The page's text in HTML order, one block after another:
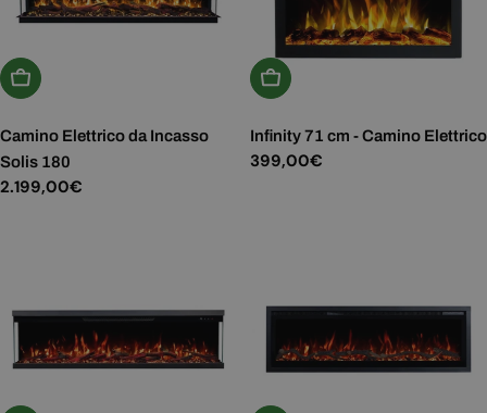
Aggiungi Al Carrello
Camino Elettrico da Incasso
Solis 180
Prezzo
2.199,00€
Aggiungi Al Carrello
Infinity 71 cm - Camino Elettrico
Prezzo
399,00€